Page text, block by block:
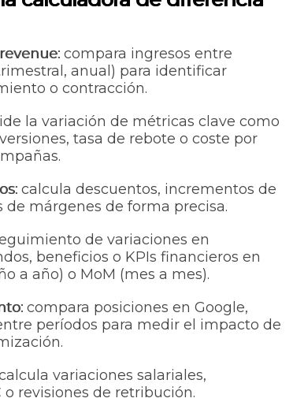
compara ingresos entre
anual) para identificar
o contracción.
la variación de métricas clave como
tasa de rebote o coste por
calcula descuentos, incrementos de
de márgenes de forma precisa.
de variaciones en
beneficios o KPIs financieros en
a año) o MoM (mes a mes).
compara posiciones en Google,
períodos para medir el impacto de
variaciones salariales,
revisiones de retribución.